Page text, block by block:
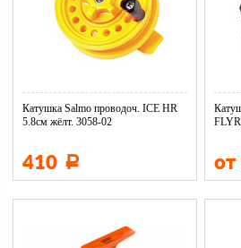
Катушка Salmo проводоч. ICE HR
5.8см жёлт. 3058-02
410 Р от